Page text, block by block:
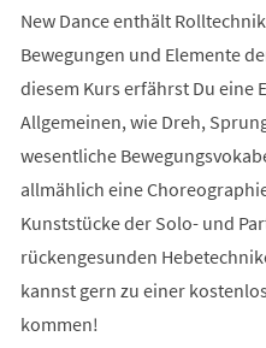
New Dance enthält
Bewegungen und Elemente
diesem Kurs erfährst Du eine
Allgemeinen, wie Dreh,
wesentliche
allmählich eine
Kunststücke der Solo- und
rückengesunden
kannst gern zu einer
kommen!